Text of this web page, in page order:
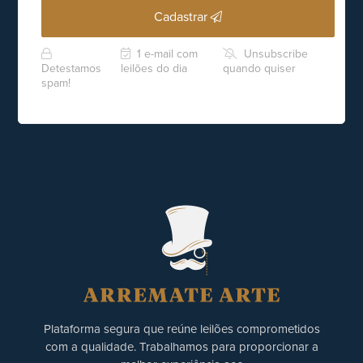
Cadastrar
Detestamos
spam!
1 e-mail com
leilões do dia
Unsubscribe
quando quiser
Plataforma segura que reúne leilões comprometidos
com a qualidade. Trabalhamos para proporcionar a